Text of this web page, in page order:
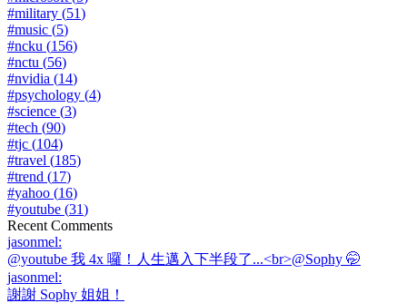
#military (51)
#music (5)
#ncku (156)
#nctu (56)
#nvidia (14)
#psychology (4)
#science (3)
#tech (90)
#tjc (104)
#travel (185)
#trend (17)
#yahoo (16)
#youtube (31)
Recent Comments
jasonmel:
@youtube 我 4x 囉！人生邁入下半段了...<br>@Sophy 🤭
jasonmel:
謝謝 Sophy 姐姐！